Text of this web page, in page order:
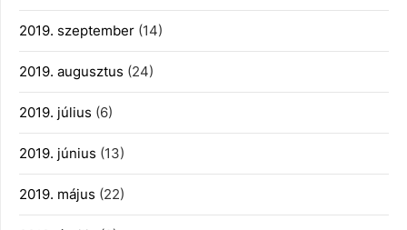
2019. szeptember (14)
2019. augusztus (24)
2019. július (6)
2019. június (13)
2019. május (22)